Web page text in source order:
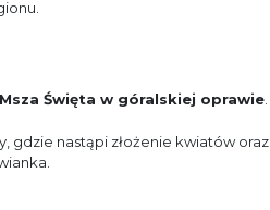
Msza Święta w góralskiej oprawie
gdzie nastąpi złożenie kwiatów oraz